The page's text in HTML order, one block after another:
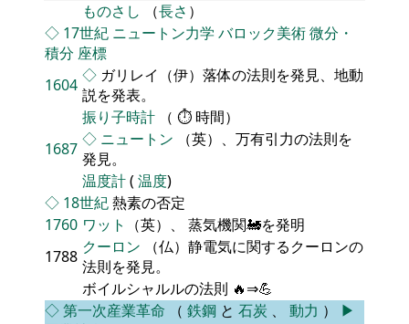
ものさし （長さ ）
◇ 17世紀 ニュートン力学 バロック美術微分・
積分 座標
1604 ◇ ガリレイ（伊）落体の法則を発見、地動
説を発表。
振り子時計 （ ⏱ 時間）
1687 ◇ ニュートン （英）、万有引力の法則を
発見。
温度計( 温度)
◇ 18世紀熱素の否定
1760 ワット
（英）、 蒸気機関🚂を発明
1788 クーロン （仏）静電気に関するクーロンの
法則を発見。
ボイルシャルルの法則 🔥⇒💪
◇第一次産業革命 （ 鉄鋼 と 石炭 、 動力 ） ▶